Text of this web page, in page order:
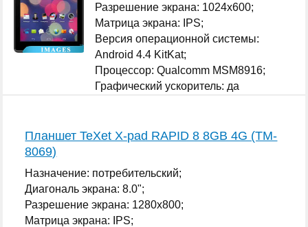
Разрешение экрана: 1024x600;
Матрица экрана: IPS;
Версия операционной системы:
Android 4.4 KitKat;
Процессор: Qualcomm MSM8916;
Графический ускоритель: да
Планшет TeXet X-pad RAPID 8 8GB 4G (TM-
8069)
Назначение: потребительский;
Диагональ экрана: 8.0";
Разрешение экрана: 1280x800;
Матрица экрана: IPS;